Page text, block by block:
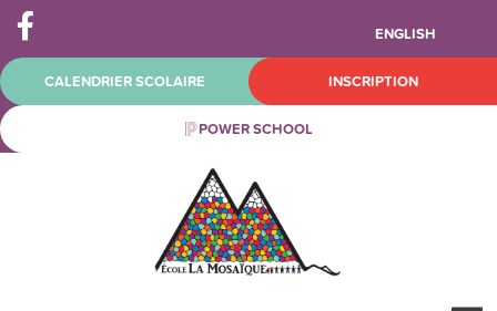
ENGLISH
CALENDRIER SCOLAIRE INSCRIPTION
POWER SCHOOL